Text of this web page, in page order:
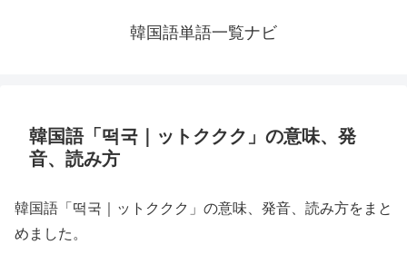
韓国語単語一覧ナビ
韓国語「떡국｜ットククク」の意味、発
音、読み方
韓国語「떡국｜ットククク」の意味、発音、読み方をまと
めました。